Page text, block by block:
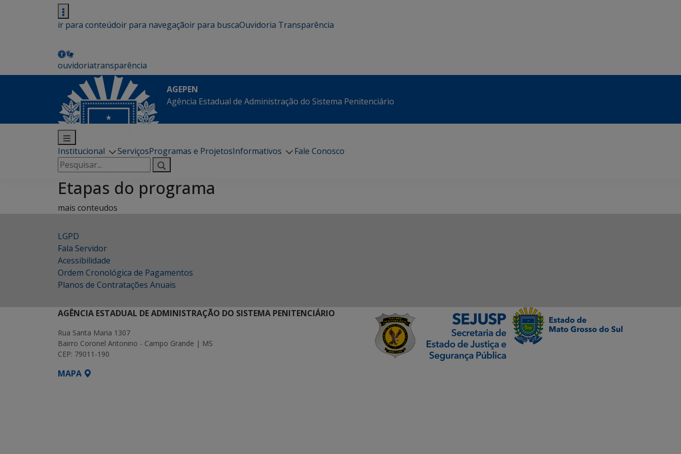
ir para conteúdoir para navegaçãoir para buscaOuvidoria Transparência
ouvidoriatransparência
AGEPEN
Agência Estadual de Administração do Sistema Penitenciário
Institucional ServiçosProgramas e ProjetosInformativos
Fale Conosco
Pesquisar
por:
Etapas do programa
mais conteudos
LGPD
Fala Servidor
Acessibilidade
Ordem Cronológica de Pagamentos
Planos de Contratações Anuais
AGÊNCIA ESTADUAL DE ADMINISTRAÇÃO DO SISTEMA PENITENCIÁRIO
Rua Santa Maria 1307
Bairro Coronel Antonino - Campo Grande | MS
CEP: 79011-190
MAPA